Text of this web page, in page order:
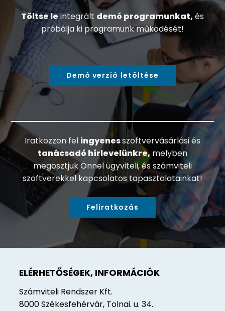
Töltse leintegrált demó programunkat, és
próbálja ki programunk működését!
Demó verzió letöltése
Iratkozzon fel ingyenesszoftvervásárlási és
tanácsadó hírlevelünkre,melyben
megosztjuk Önnel ügyviteli, és számviteli
szoftverekkel kapcsolatos tapasztalatainkat!
Feliratkozás
ELÉRHETŐSÉGEK, INFORMÁCIÓK
Számviteli Rendszer Kft.
8000 Székesfehérvár, Tolnai. u. 34.